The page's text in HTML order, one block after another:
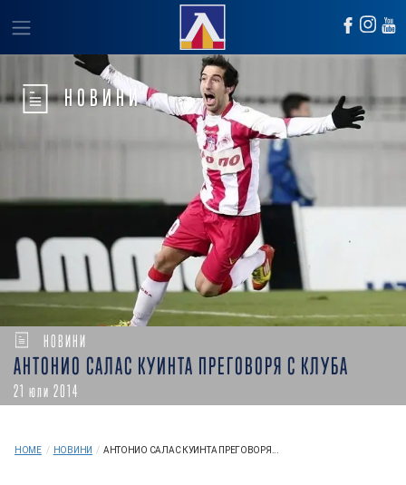
НОВИНИ
НОВИНИ
АНТОНИО САЛАС КУИНТА ПРЕГОВОРЯ С КЛУБА
21 юли 2014
HOME / НОВИНИ / АНТОНИО САЛАС КУИНТА ПРЕГОВОРЯ...